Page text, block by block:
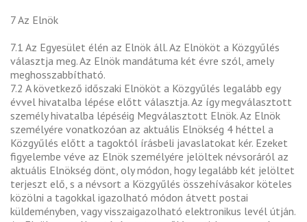
7 Az Elnök
7.1 Az Egyesület élén az Elnök áll. Az Elnököt a Közgyűlés
választja meg. Az Elnök mandátuma két évre szól, amely
meghosszabbítható.
7.2 A következő időszaki Elnököt a Közgyűlés legalább egy
évvel hivatalba lépése előtt választja. Az így megválasztott
személy hivatalba lépéséig Megválasztott Elnök. Az Elnök
személyére vonatkozóan az aktuális Elnökség 4 héttel a
Közgyűlés előtt a tagoktól írásbeli javaslatokat kér. Ezeket
figyelembe véve az Elnök személyére jelöltek névsoráról az
aktuális Elnökség dönt, oly módon, hogy legalább két jelöltet
terjeszt elő, s a névsort a Közgyűlés összehívásakor köteles
közölni a tagokkal igazolható módon átvett postai
küldeményben, vagy visszaigazolható elektronikus levél útján.